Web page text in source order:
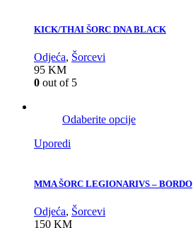
KICK/THAI ŠORC DNA BLACK
Odjeća, Šorcevi
95 KM
0 out of 5
Odaberite opcije
Uporedi
MMA ŠORC LEGIONARIVS – BORDO
Odjeća, Šorcevi
150 KM